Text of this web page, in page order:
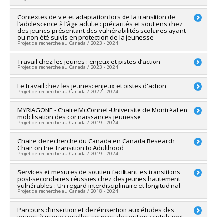
Sources de financement :CRSH/Conseil de recherches en
sciences humaines du Canada
Programmes de subvention : PVXXXXXX-Subvention
d'engagement partenarial
Chercheur principal :Véronique Dupéré
Co-chercheurs : Michel Janosz,Alain Marchand,Éric Lacourse
,Isabelle Archambault,Katherine Frohlich,Nancy Beauregard
,Éric Dion,Anne-Sophie Denault,David Litalien
Sources de financement :CRSH/Conseil de recherches en
sciences humaines du Canada
Programmes de subvention : PVXXXXXX-Subvention Savoir
Contextes de vie et adaptation lors de la transition de
l’adolescence à l’âge adulte : précarités et soutiens chez
des jeunes présentant des vulnérabilités scolaires ayant
ou non été suivis en protection de la jeunesse
Projet de recherche au Canada / 2023 - 2024
Chercheur principal :Kristel Tardif-Grenier
Co-chercheurs :Isabelle Archambault
Sophie Tremblay-Hébert,Elizabeth Olivier
Sources de financement :FRQSC/Fonds de recherche du
Québec - Société et culture (FQRSC)
infrastructures de rech. des instituts et des centres affiliés
universitaires
Travail chez les jeunes : enjeux et pistes d’action
Projet de recherche au Canada / 2023 - 2024
Sources de financement : Centre de recherche public - Santé
Programmes de subvention :
Le travail chez les jeunes: enjeux et pistes d'action
Projet de recherche au Canada / 2022 - 2024
Sources de financement :DSP Montréal /Direction de santé
publique de Montréal
Programmes de subvention :
MYRIAGONE - Chaire McConnell-Université de Montréal en
mobilisation des connaissances jeunesse
Projet de recherche au Canada / 2019 - 2024
Chercheur principal : Sarah Fraser, Véronique Dupéré
Nancy
Beauregard ,Katherine Frohlich,Isabelle Archambault
Sources de financement :
Recherche. -- Cas Spéciaux du VRR ( FDGEN006)
Chaire de recherche du Canada en Canada Research
Chair on the Transition to Adulthood
Projet de recherche au Canada / 2019 - 2024
Chercheur principal : Véronique Dupéré
Sources de financement :SPIIE/Secrétariat des programmes
interorganismes à l’intention des établissements
Programmes de subvention :PVX50399-Chaires de recherche
du Canada
Services et mesures de soutien facilitant les transitions
post-secondaires réussies chez des jeunes hautement
vulnérables : Un regard interdisciplinaire et longitudinal
Projet de recherche au Canada / 2018 - 2024
Chercheur principal : Véronique Dupéré
Parcours d’insertion et de réinsertion aux études des